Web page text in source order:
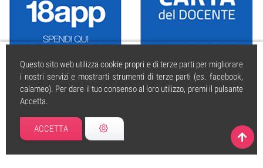
Questo sito web utilizza cookie propri e di terze parti per migliorare
i nostri servizi e mostrarti strumenti di terze parti (es. facebook,
calameo). Per dare il tuo consenso al loro utilizzo, premi il pulsante
Accetta.
ACCETTA
caissa.it| © 2004 tutti i diritti riservati. | PI 01925350595 | Iscritta al
REA di Cesena | Forli n. 295530 5.12.2002